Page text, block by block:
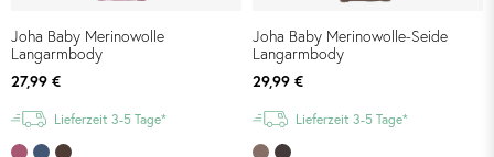
Joha Baby Merinowolle
Langarmbody
27,99 €
Lieferzeit 3-5 Tage*
Joha Baby Merinowolle-Seide
Langarmbody
29,99 €
Lieferzeit 3-5 Tage*